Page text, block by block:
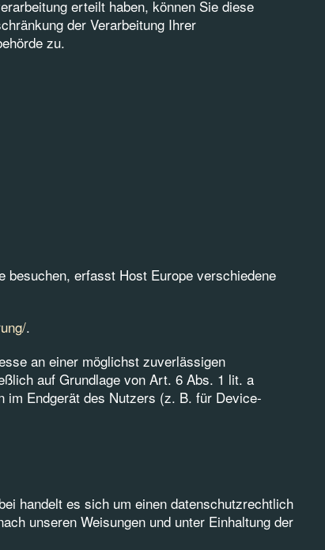
erteilt haben, können Sie diese
der Verarbeitung Ihrer
zu.
besuchen, erfasst Host Europe verschiedene
.
an einer möglichst zuverlässigen
auf Grundlage von Art. 6 Abs. 1 lit. a
im Endgerät des Nutzers (z. B. für Device-
handelt es sich um einen datenschutzrechtlich
unseren Weisungen und unter Einhaltung der